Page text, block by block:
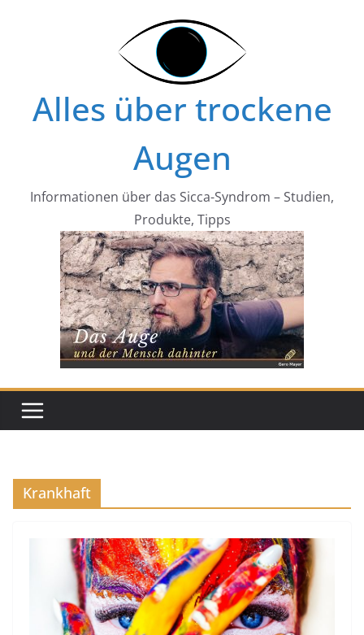
Alles über trockene
Augen
Informationen über das Sicca-Syndrom – Studien,
Produkte, Tipps
Krankhaft